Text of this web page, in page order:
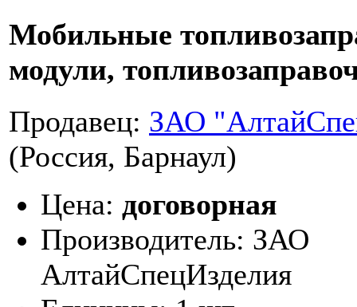
Мобильные
модули,
Продавец: ЗАО
(Россия, Барнаул)
Цена: договорная
Производитель: ЗАО
АлтайСпецИзделия